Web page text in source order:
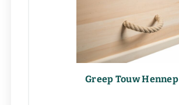
Greep Touw Hennep